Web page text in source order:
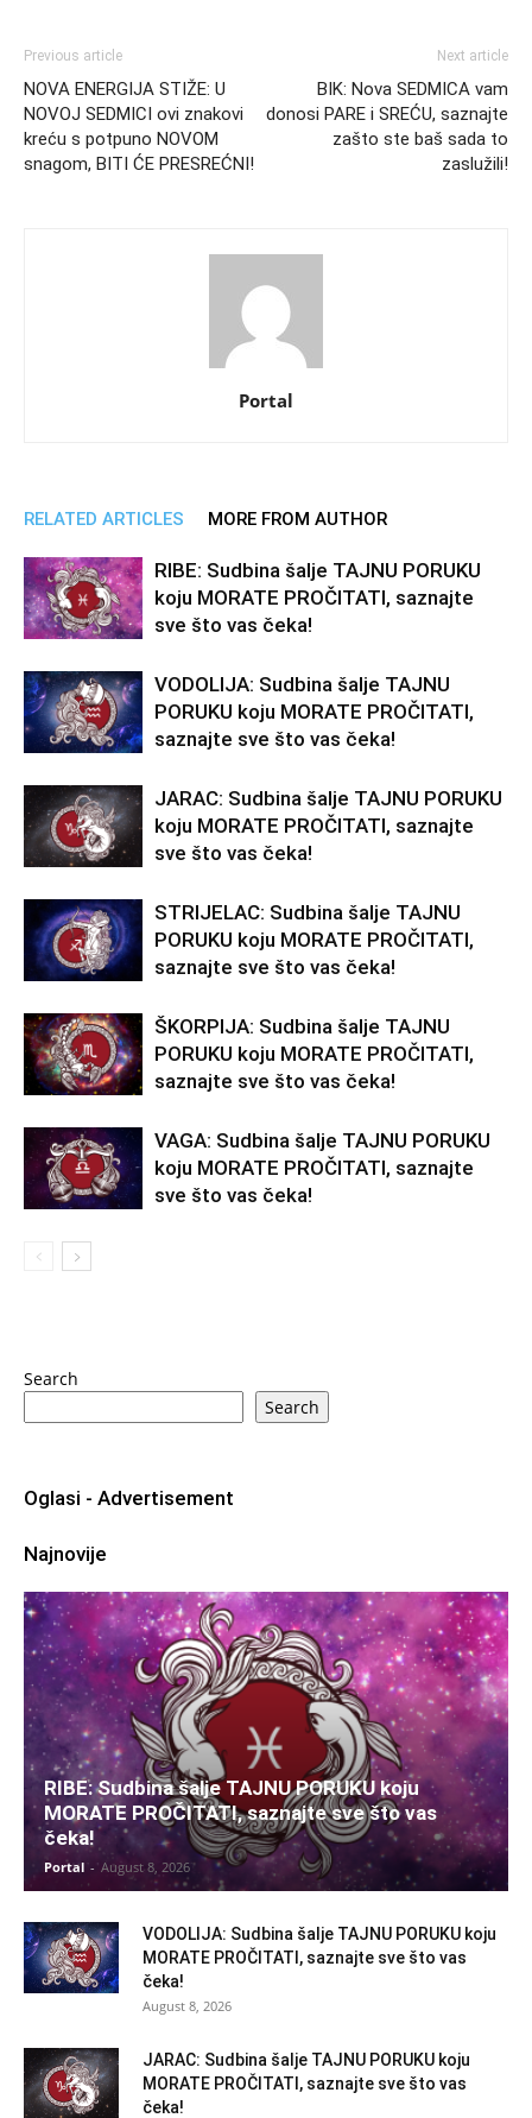
Previous article
NOVA ENERGIJA STIŽE: U
NOVOJ SEDMICI ovi znakovi
kreću s potpuno NOVOM
snagom, BITI ĆE PRESREĆNI!
Next article
BIK: Nova SEDMICA vam
donosi PARE i SREĆU, saznajte
zašto ste baš sada to
zaslužili!
Portal
RELATED ARTICLES MORE FROM AUTHOR
RIBE: Sudbina šalje TAJNU PORUKU
koju MORATE PROČITATI, saznajte
sve što vas čeka!
VODOLIJA: Sudbina šalje TAJNU
PORUKU koju MORATE PROČITATI,
saznajte sve što vas čeka!
JARAC: Sudbina šalje TAJNU PORUKU
koju MORATE PROČITATI, saznajte
sve što vas čeka!
STRIJELAC: Sudbina šalje TAJNU
PORUKU koju MORATE PROČITATI,
saznajte sve što vas čeka!
ŠKORPIJA: Sudbina šalje TAJNU
PORUKU koju MORATE PROČITATI,
saznajte sve što vas čeka!
VAGA: Sudbina šalje TAJNU PORUKU
koju MORATE PROČITATI, saznajte
sve što vas čeka!
Search
Search
Oglasi - Advertisement
Najnovije
RIBE: Sudbina šalje TAJNU PORUKU koju
MORATE PROČITATI, saznajte sve što vas
čeka!
Portal - August 8, 2026
VODOLIJA: Sudbina šalje TAJNU PORUKU koju
MORATE PROČITATI, saznajte sve što vas
čeka!
August 8, 2026
JARAC: Sudbina šalje TAJNU PORUKU koju
MORATE PROČITATI, saznajte sve što vas
čeka!